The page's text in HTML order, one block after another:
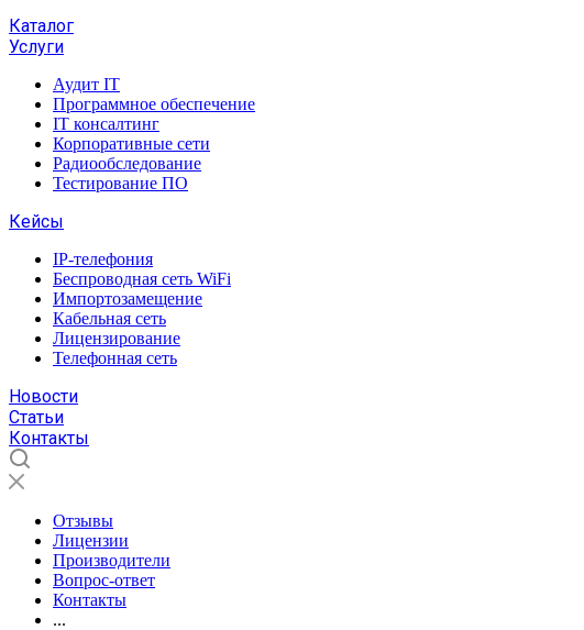
Каталог
Услуги
Аудит IT
Программное обеспечение
IT консалтинг
Корпоративные сети
Радиообследование
Тестирование ПО
Кейсы
IP-телефония
Беспроводная сеть WiFi
Импортозамещение
Кабельная сеть
Лицензирование
Телефонная сеть
Новости
Статьи
Контакты
Отзывы
Лицензии
Производители
Вопрос-ответ
Контакты
...